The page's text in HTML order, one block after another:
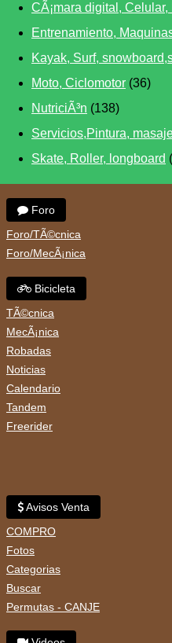
CÃ¡mara digital,
Entrenamiento,
Kayak, Surf,
Moto, Ciclomotor (36)
NutriciÃ³n (138)
Servicios,Pintura,
Skate, Roller, longboard
Foro
Foro/TÃ©cnica
Foro/MecÃ¡nica
Bicicleta
TÃ©cnica
MecÃ¡nica
Robadas
Noticias
Calendario
Tandem
Freerider
Avisos Venta
COMPRO
Fotos
Categorias
Buscar
Permutas - CANJE